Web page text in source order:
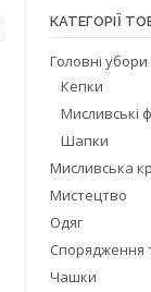
КАТЕГОРІЇ
Головні убори
Кепки
Мисливські
Шапки
Мисливська
Мистецтво
Одяг
Спорядження
Чашки